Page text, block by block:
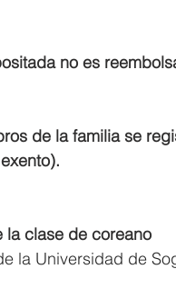
no es
de la familia se
la clase de coreano
la Universidad de